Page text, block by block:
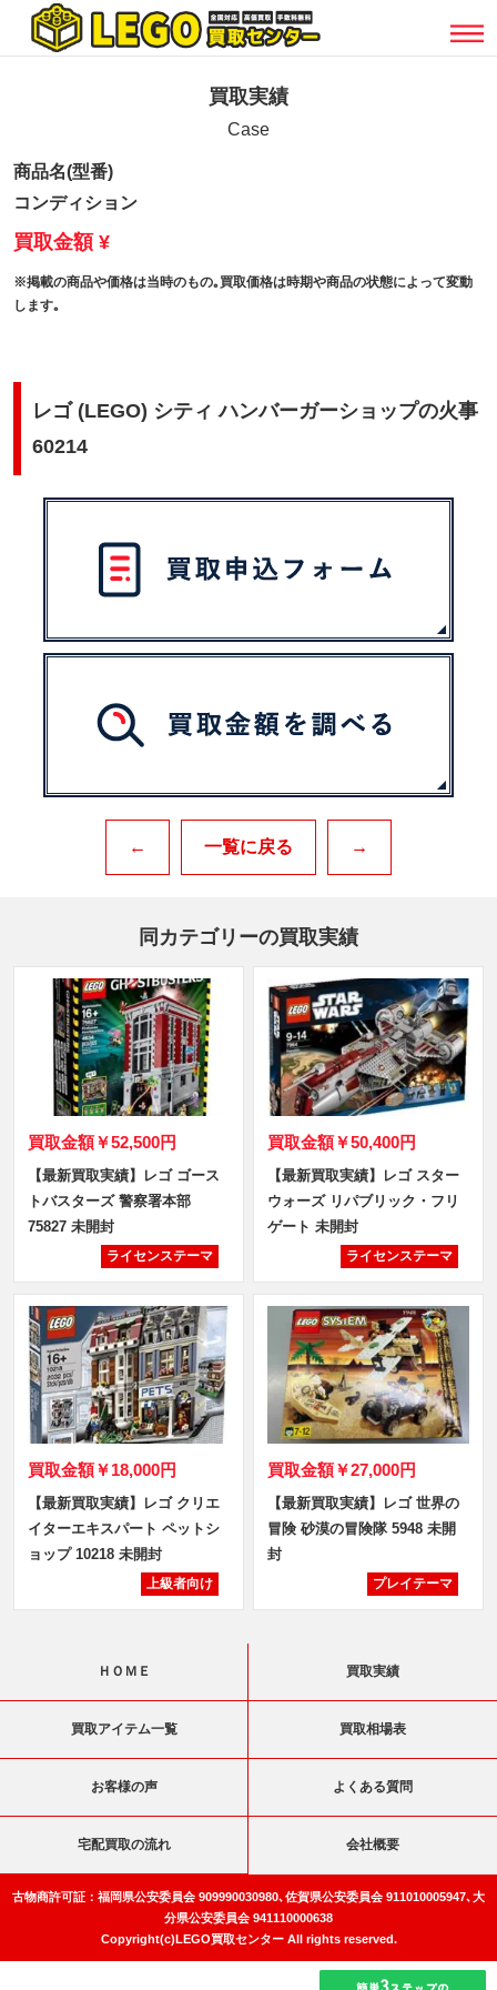
買取実績
Case
商品名(型番)
コンディション
買取金額 ¥
※掲載の商品や価格は当時のもの｡買取価格は時期や商品の状態によって変動
します｡
レゴ (LEGO) シティ ハンバーガーショップの火事
60214
← 一覧に戻る →
同カテゴリーの買取実績
買取金額￥52,500円
【最新買取実績】レゴ ゴース
トバスターズ 警察署本部
75827 未開封
ライセンステーマ
買取金額￥50,400円
【最新買取実績】レゴ スター
ウォーズ リパブリック・フリ
ゲート 未開封
ライセンステーマ
買取金額￥18,000円
【最新買取実績】レゴ クリエ
イターエキスパート ペットシ
ョップ 10218 未開封
上級者向け
買取金額￥27,000円
【最新買取実績】レゴ 世界の
冒険 砂漠の冒険隊 5948 未開
封
プレイテーマ
ＨＯＭＥ 買取実績
買取アイテム一覧 買取相場表
お客様の声 よくある質問
宅配買取の流れ 会社概要
古物商許可証：福岡県公安委員会 909990030980､佐賀県公安委員会 911010005947､大
分県公安委員会 941110000638
Copyright(c)LEGO買取センター All rights reserved.